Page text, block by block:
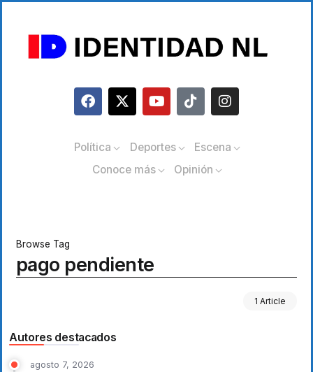
Política Deportes
Escena
Conoce más
Opinión
Browse Tag
pago pendiente
1 Article
Autores destacados
agosto 7, 2026